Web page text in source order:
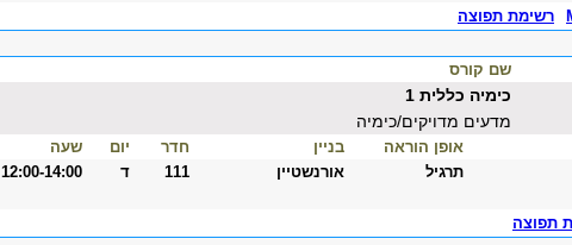
רשימת תפוצה
שם קורס
כימיה כללית 1
מדעים מדויקים/כימיה
אופן הוראה בניין חדר יום שעה
תרגיל אורנשטיין 111 ד 12:00-14:00
תפוצה